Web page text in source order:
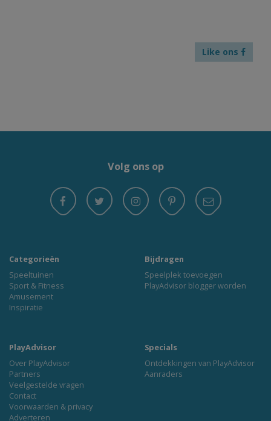
Like ons
Volg ons op
Categorieën
Speeltuinen
Sport & Fitness
Amusement
Inspiratie
Bijdragen
Speelplek toevoegen
PlayAdvisor blogger worden
PlayAdvisor
Over PlayAdvisor
Partners
Veelgestelde vragen
Contact
Voorwaarden & privacy
Adverteren
Specials
Ontdekkingen van PlayAdvisor
Aanraders